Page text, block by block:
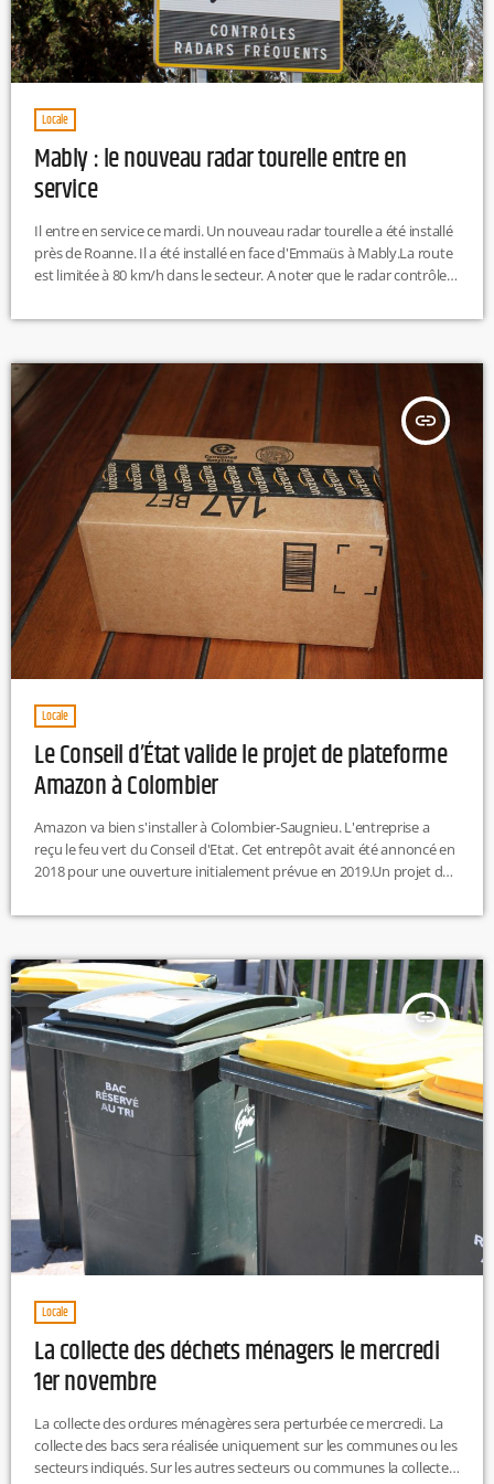
Locale
Mably : le nouveau radar tourelle entre en
service
Il entre en service ce mardi. Un nouveau radar tourelle a été installé
près de Roanne. Il a été installé en face d'Emmaüs à Mably.La route
est limitée à 80 km/h dans le secteur. A noter que le radar contrôle
insert_link
Locale
Le Conseil d’État valide le projet de plateforme
Amazon à Colombier
Amazon va bien s'installer à Colombier-Saugnieu. L'entreprise a
reçu le feu vert du Conseil d'Etat. Cet entrepôt avait été annoncé en
2018 pour une ouverture initialement prévue en 2019.Un projet de
plus de 160 000 m2 devrait voir le jour
insert_link
Locale
La collecte des déchets ménagers le mercredi
1er novembre
La collecte des ordures ménagères sera perturbée ce mercredi. La
collecte des bacs sera réalisée uniquement sur les communes ou les
secteurs indiqués. Sur les autres secteurs ou communes la collecte